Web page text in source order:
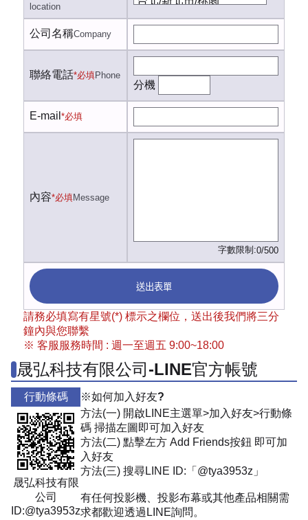
location
公司名稱Company
聯絡電話*必填Phone
分機
E-mail *必填
內容*必填Message
字數限制:0/500
送出表單
請務必填寫有星號(*) 標示之欄位，送出後我們將三分
鐘內與您聯繫
※ 客服服務時間 : 週一至週五 9:00~18:00
晟弘科技有限公司-LINE官方帳號
行動條碼
晟弘科技有限
公司
ID:@tya3953z
※如何加入好友?
方法(一) 開啟LINE主選單>加入好友>行動條
碼 掃描左圖即可加入好友
方法(二) 點擊左方 Add Friends按鈕 即可加
入好友
方法(三) 搜尋LINE ID:「@tya3953z」
有任何投影機、投影布幕或其他產品相關需
求都歡迎透過LINE詢問。